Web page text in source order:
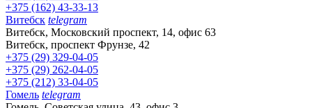
+375 (162) 43-33-13
Витебск telegram
Витебск, Московский проспект, 14, офис 63
Витебск, проспект Фрунзе, 42
+375 (29) 329-04-05
+375 (29) 262-04-05
+375 (212) 33-04-05
Гомель telegram